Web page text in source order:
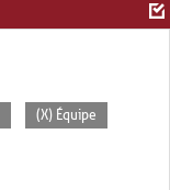
(X) Équipe